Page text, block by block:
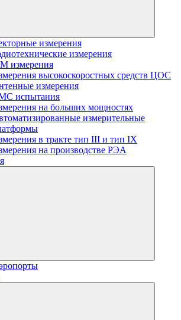
измерения
измерения
измерения
высокоскоростных средств ЦОС
измерения
испытания
на больших мощностях
измерительные
в тракте тип III и тип IX
на производстве РЭА